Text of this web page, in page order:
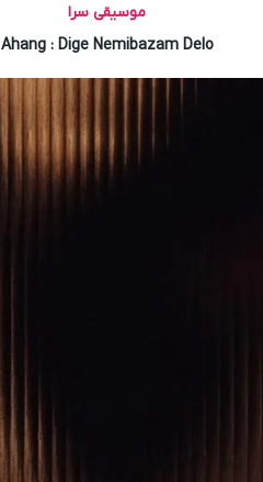
موسیقی سرا
Ahang : Dige Nemibazam Delo